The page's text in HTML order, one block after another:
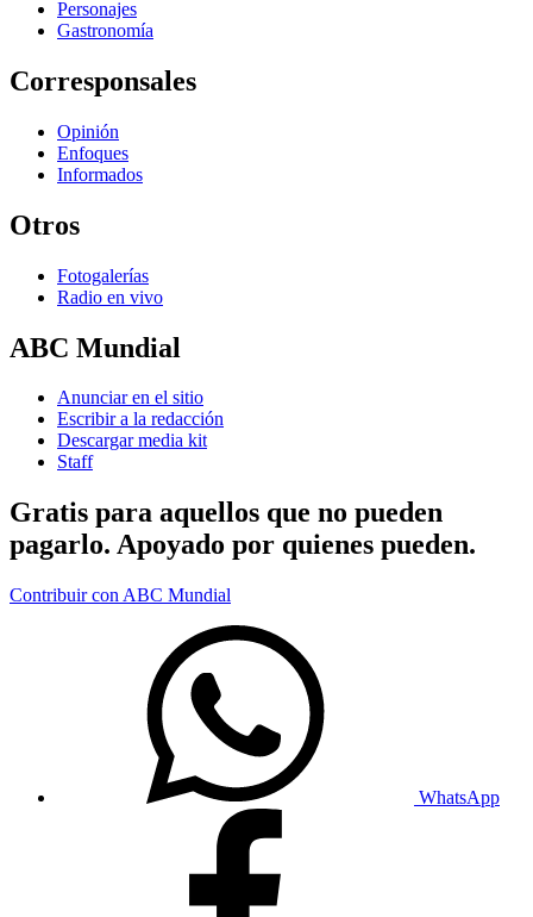
Personajes
Gastronomía
Corresponsales
Opinión
Enfoques
Informados
Otros
Fotogalerías
Radio en vivo
ABC Mundial
Anunciar en el sitio
Escribir a la redacción
Descargar media kit
Staff
Gratis para aquellos que no pueden
pagarlo. Apoyado por quienes pueden.
Contribuir con ABC Mundial
WhatsApp